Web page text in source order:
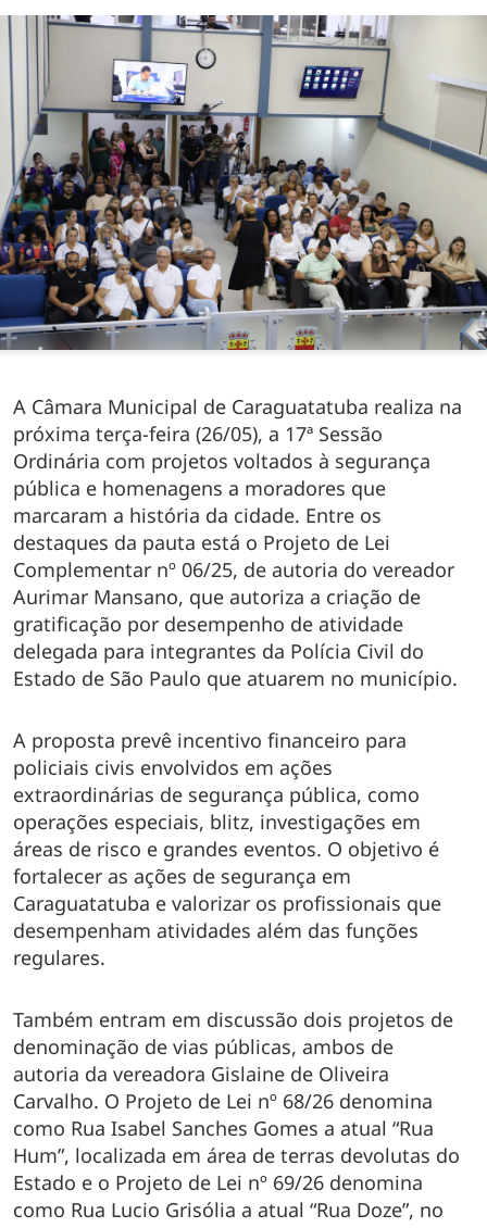
A Câmara Municipal de Caraguatatuba realiza na
próxima terça-feira (26/05), a 17ª Sessão
Ordinária com projetos voltados à segurança
pública e homenagens a moradores que
marcaram a história da cidade. Entre os
destaques da pauta está o Projeto de Lei
Complementar nº 06/25, de autoria do vereador
Aurimar Mansano, que autoriza a criação de
gratificação por desempenho de atividade
delegada para integrantes da Polícia Civil do
Estado de São Paulo que atuarem no município.
A proposta prevê incentivo financeiro para
policiais civis envolvidos em ações
extraordinárias de segurança pública, como
operações especiais, blitz, investigações em
áreas de risco e grandes eventos. O objetivo é
fortalecer as ações de segurança em
Caraguatatuba e valorizar os profissionais que
desempenham atividades além das funções
regulares.
Também entram em discussão dois projetos de
denominação de vias públicas, ambos de
autoria da vereadora Gislaine de Oliveira
Carvalho. O Projeto de Lei nº 68/26 denomina
como Rua Isabel Sanches Gomes a atual “Rua
Hum”, localizada em área de terras devolutas do
Estado e o Projeto de Lei nº 69/26 denomina
como Rua Lucio Grisólia a atual “Rua Doze”, no